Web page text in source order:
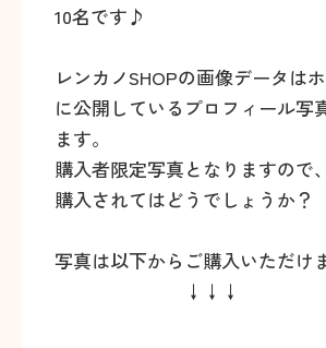
10名です♪
レンカノSHOPの画像データは
に公開しているプロフィール写
ます。
購入者限定写真となりますので
購入されてはどうでしょうか？
写真は以下からご購入いただけ
↓↓↓